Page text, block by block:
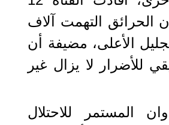
أن الحرائق التهمت آلاف
الأعلى، مضيفة أن
للأضرار لا يزال غير
المستمر للاحتلال